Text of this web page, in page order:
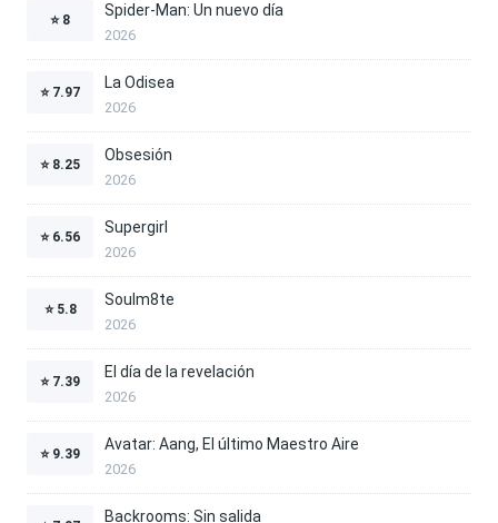
⭐ 8
Spider-Man: Un nuevo día
2026
⭐ 7.97
La Odisea
2026
⭐ 8.25
Obsesión
2026
⭐ 6.56
Supergirl
2026
⭐ 5.8
Soulm8te
2026
⭐ 7.39
El día de la revelación
2026
⭐ 9.39
Avatar: Aang, El último Maestro Aire
2026
Backrooms: Sin salida